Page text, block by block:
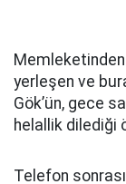
Memleketinden
yerleşen ve
Gök’ün, gece
helallik dilediği
Telefon